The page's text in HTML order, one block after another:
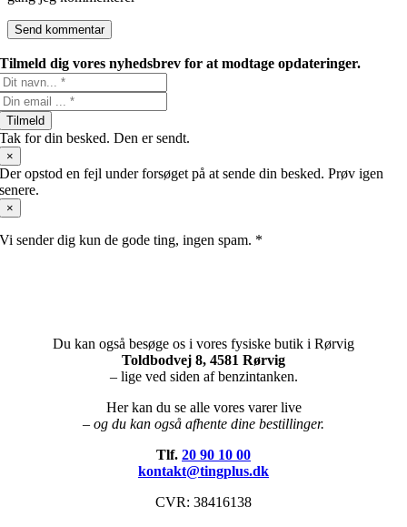
Tilmeld dig vores nyhedsbrev for at modtage opdateringer.
Tilmeld
Tak for din besked. Den er sendt.
×
Der opstod en fejl under forsøget på at sende din besked. Prøv igen
senere.
×
Vi sender dig kun de gode ting, ingen spam. *
Du kan også besøge os i vores fysiske butik i Rørvig
Toldbodvej 8, 4581 Rørvig
– lige ved siden af benzintanken.
Her kan du se alle vores varer live
– og du kan også afhente dine bestillinger.
Tlf. 20 90 10 00
kontakt@tingplus.dk
CVR: 38416138